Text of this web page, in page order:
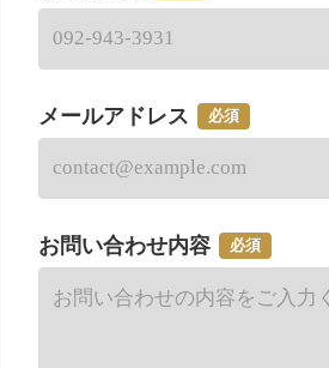
メールアドレス 必須
お問い合わせ内容 必須